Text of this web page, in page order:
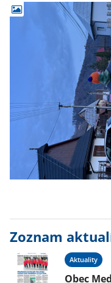
Zoznam
Aktuality
Obec